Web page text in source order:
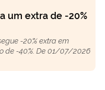
um extra de -20%
-20% extra em
de -40%. De 01/07/2026